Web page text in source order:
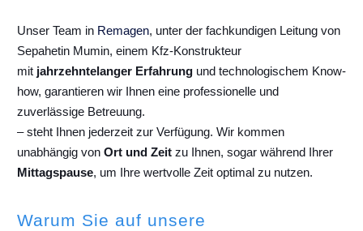
Unser Team in Remagen, unter der fachkundigen Leitung von
Sepahetin Mumin, einem Kfz-Konstrukteur
mit jahrzehntelanger Erfahrung und technologischem Know-
how, garantieren wir Ihnen eine professionelle und
zuverlässige Betreuung.
– steht Ihnen jederzeit zur Verfügung. Wir kommen
unabhängig von Ort und Zeit zu Ihnen, sogar während Ihrer
Mittagspause, um Ihre wertvolle Zeit optimal zu nutzen.
Warum Sie auf unsere